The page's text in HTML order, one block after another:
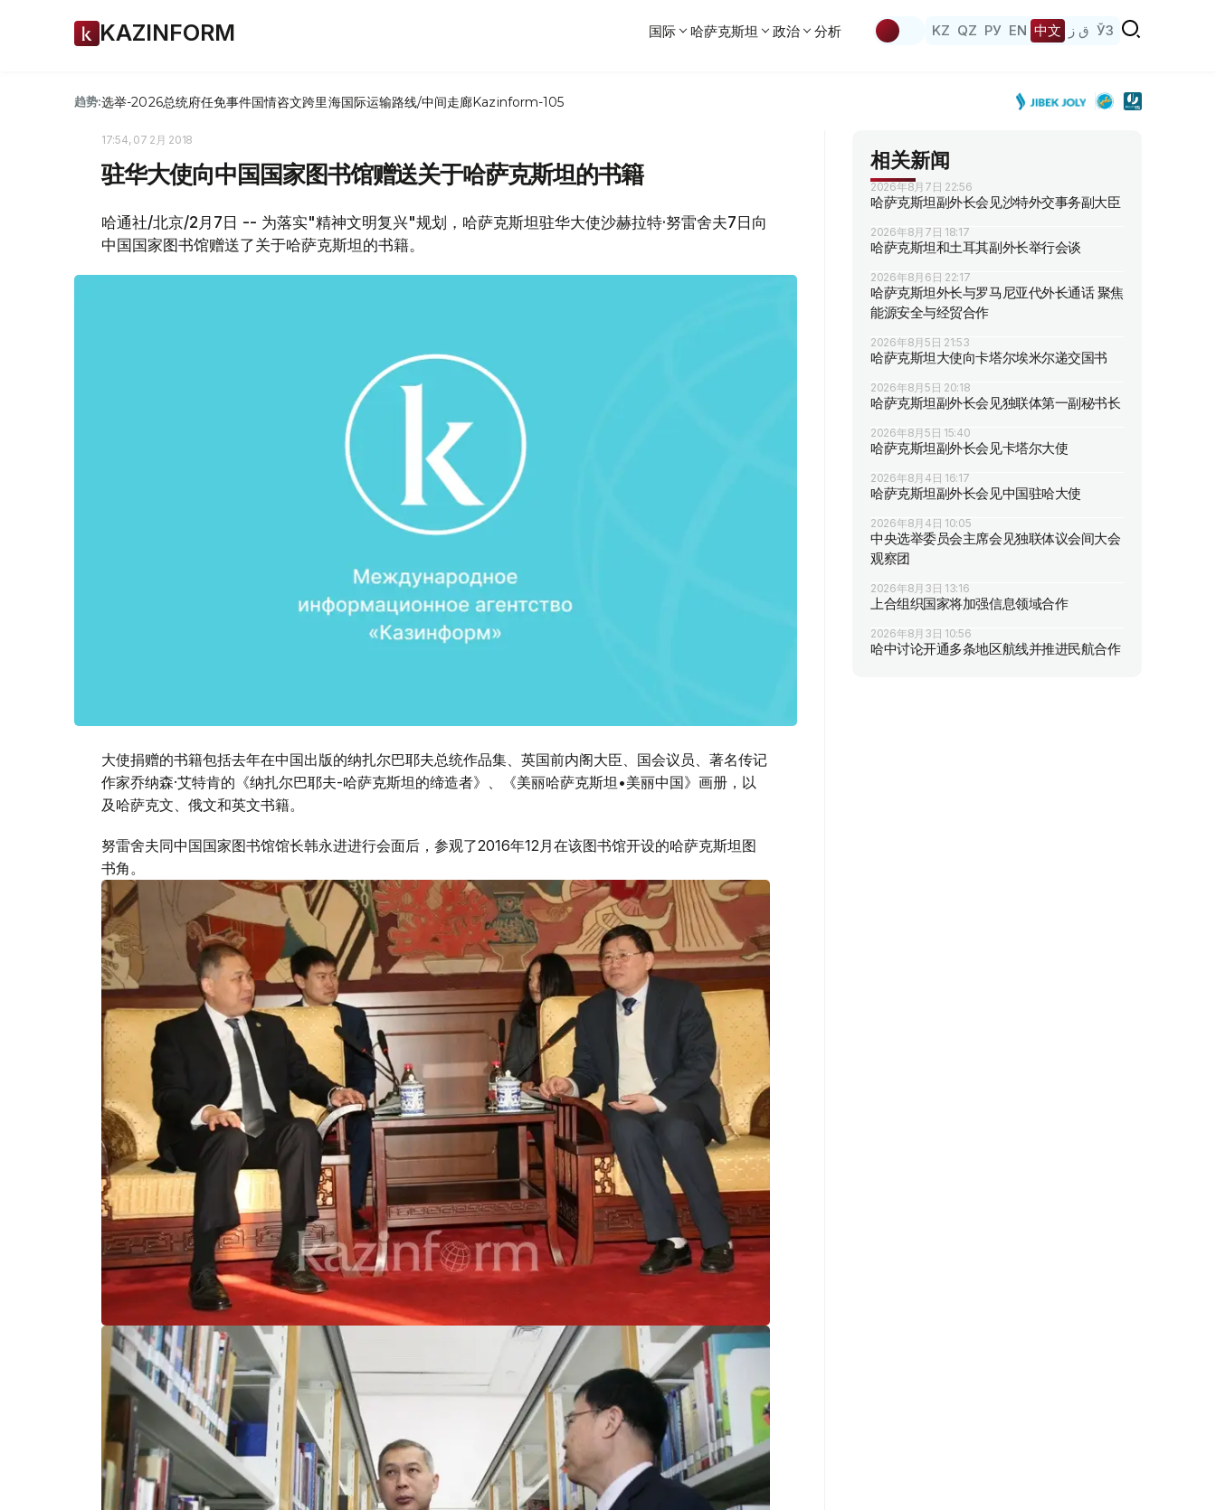
KAZINFORM 国际 哈萨克斯坦 政治 分析 KZ QZ РУ EN 中文 ق ز ЎЗ
趋势:选举-2026总统府任免事件国情咨文跨里海国际运输路线/中间走廊Kazinform-105
17:54, 07 2月 2018
驻华大使向中国国家图书馆赠送关于哈萨克斯坦的书籍
哈通社/北京/2月7日 -- 为落实"精神文明复兴"规划，哈萨克斯坦驻华大使沙赫拉特·努雷舍夫7日向
中国国家图书馆赠送了关于哈萨克斯坦的书籍。
大使捐赠的书籍包括去年在中国出版的纳扎尔巴耶夫总统作品集、英国前内阁大臣、国会议员、著名传记
作家乔纳森·艾特肯的《纳扎尔巴耶夫-哈萨克斯坦的缔造者》、《美丽哈萨克斯坦•美丽中国》画册，以
及哈萨克文、俄文和英文书籍。
努雷舍夫同中国国家图书馆馆长韩永进进行会面后，参观了2016年12月在该图书馆开设的哈萨克斯坦图
书角。
相关新闻
2026年8月7日 22:56
哈萨克斯坦副外长会见沙特外交事务副大臣
2026年8月7日 18:17
哈萨克斯坦和土耳其副外长举行会谈
2026年8月6日 22:17
哈萨克斯坦外长与罗马尼亚代外长通话 聚焦
能源安全与经贸合作
2026年8月5日 21:53
哈萨克斯坦大使向卡塔尔埃米尔递交国书
2026年8月5日 20:18
哈萨克斯坦副外长会见独联体第一副秘书长
2026年8月5日 15:40
哈萨克斯坦副外长会见卡塔尔大使
2026年8月4日 16:17
哈萨克斯坦副外长会见中国驻哈大使
2026年8月4日 10:05
中央选举委员会主席会见独联体议会间大会
观察团
2026年8月3日 13:16
上合组织国家将加强信息领域合作
2026年8月3日 10:56
哈中讨论开通多条地区航线并推进民航合作